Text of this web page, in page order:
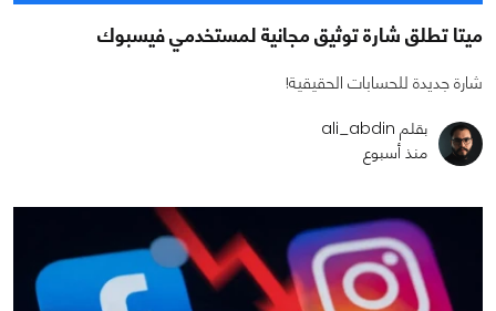
ميتا تطلق شارة توثيق مجانية لمستخدمي فيسبوك
شارة جديدة للحسابات الحقيقية!
بقلم ali_abdin
منذ أسبوع